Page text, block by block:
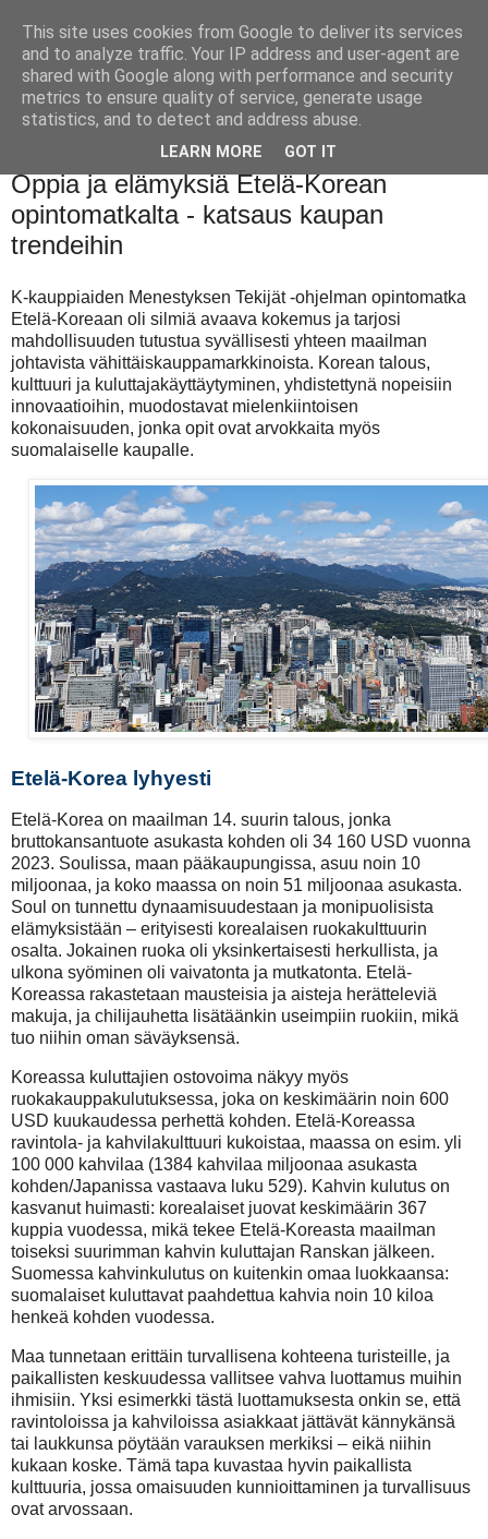
Oppia ja elämyksiä Etelä-Korean
opintomatkalta - katsaus kaupan
trendeihin
K-kauppiaiden Menestyksen Tekijät -ohjelman opintomatka
Etelä-Koreaan oli silmiä avaava kokemus ja tarjosi
mahdollisuuden tutustua syvällisesti yhteen maailman
johtavista vähittäiskauppamarkkinoista. Korean talous,
kulttuuri ja kuluttajakäyttäytyminen, yhdistettynä nopeisiin
innovaatioihin, muodostavat mielenkiintoisen
kokonaisuuden, jonka opit ovat arvokkaita myös
suomalaiselle kaupalle.
Etelä-Korea lyhyesti
Etelä-Korea on maailman 14. suurin talous, jonka
bruttokansantuote asukasta kohden oli 34 160 USD vuonna
2023. Soulissa, maan pääkaupungissa, asuu noin 10
miljoonaa, ja koko maassa on noin 51 miljoonaa asukasta.
Soul on tunnettu dynaamisuudestaan ja monipuolisista
elämyksistään – erityisesti korealaisen ruokakulttuurin
osalta. Jokainen ruoka oli yksinkertaisesti herkullista, ja
ulkona syöminen oli vaivatonta ja mutkatonta. Etelä-
Koreassa rakastetaan mausteisia ja aisteja herätteleviä
makuja, ja chilijauhetta lisätäänkin useimpiin ruokiin, mikä
tuo niihin oman säväyksensä.
Koreassa kuluttajien ostovoima näkyy myös
ruokakauppakulutuksessa, joka on keskimäärin noin 600
USD kuukaudessa perhettä kohden. Etelä-Koreassa
ravintola- ja kahvilakulttuuri kukoistaa, maassa on esim. yli
100 000 kahvilaa (1384 kahvilaa miljoonaa asukasta
kohden/Japanissa vastaava luku 529). Kahvin kulutus on
kasvanut huimasti: korealaiset juovat keskimäärin 367
kuppia vuodessa, mikä tekee Etelä-Koreasta maailman
toiseksi suurimman kahvin kuluttajan Ranskan jälkeen.
Suomessa kahvinkulutus on kuitenkin omaa luokkaansa:
suomalaiset kuluttavat paahdettua kahvia noin 10 kiloa
henkeä kohden vuodessa.
Maa tunnetaan erittäin turvallisena kohteena turisteille, ja
paikallisten keskuudessa vallitsee vahva luottamus muihin
ihmisiin. Yksi esimerkki tästä luottamuksesta onkin se, että
ravintoloissa ja kahviloissa asiakkaat jättävät kännykänsä
tai laukkunsa pöytään varauksen merkiksi – eikä niihin
kukaan koske. Tämä tapa kuvastaa hyvin paikallista
kulttuuria, jossa omaisuuden kunnioittaminen ja turvallisuus
ovat arvossaan.
This site uses cookies from Google to deliver its services
and to analyze traffic. Your IP address and user-agent are
shared with Google along with performance and security
metrics to ensure quality of service, generate usage
statistics, and to detect and address abuse.
LEARN MORE GOT IT